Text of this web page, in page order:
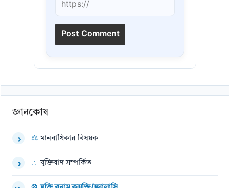
জ্ঞানকোষ
› ⚖ মানবাধিকার বিষয়ক
› ∴ যুক্তিবাদ সম্পর্কিত